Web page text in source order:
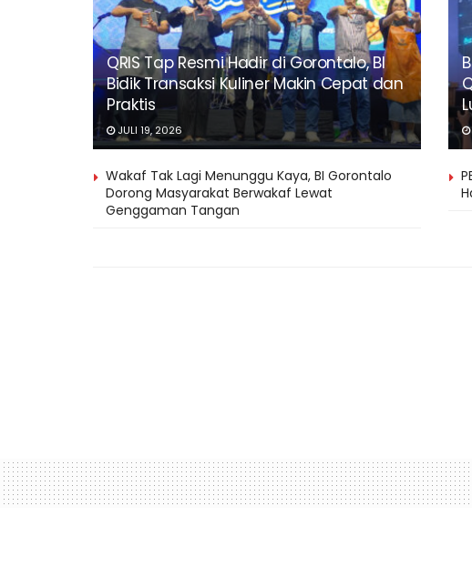
QRIS Tap Resmi Hadir di Gorontalo, BI
Bidik Transaksi Kuliner Makin Cepat dan
Praktis
JULI 19, 2026
Wakaf Tak Lagi Menunggu Kaya, BI Gorontalo
Dorong Masyarakat Berwakaf Lewat
Genggaman Tangan